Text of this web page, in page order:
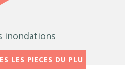
inondations
LES PIECES DU PLU